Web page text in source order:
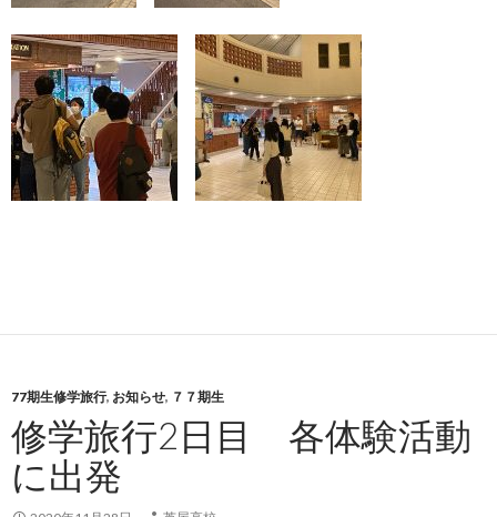
77期生修学旅行, お知らせ, ７７期生
修学旅行2日目 各体験活動
に出発